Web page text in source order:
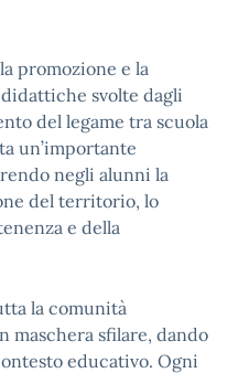
promozione e la
svolte dagli
del legame tra scuola
un’importante
negli alunni la
del territorio, lo
e della
la comunità
maschera sfilare, dando
educativo. Ogni